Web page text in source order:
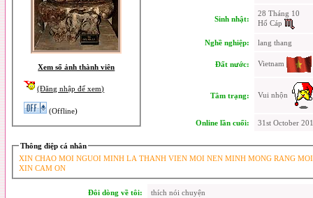
Xem sổ ảnh thành viên
(Đăng nhập để xem)
(Offline)
Sinh nhật:
28 Tháng 10
Hổ Cáp
Nghề nghiệp: lang thang
Đất nước: Vietnam
Tâm trạng: Vui nhộn
Online lần cuối: 31st October
Thông điệp cá nhân
XIN CHAO MOI NGUOI MINH LA THANH VIEN MOI NEN MINH MONG RANG
XIN CAM ON
Đôi dòng về tôi: thích nói chuyện